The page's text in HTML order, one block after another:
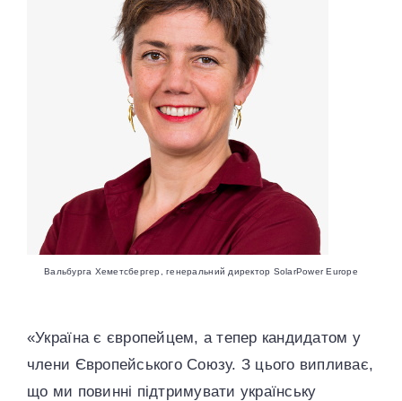
Вальбурга Хеметсбергер, генеральний директор SolarPower Europe
«Україна є європейцем, а тепер кандидатом у
члени Європейського Союзу. З цього випливає,
що ми повинні підтримувати українську